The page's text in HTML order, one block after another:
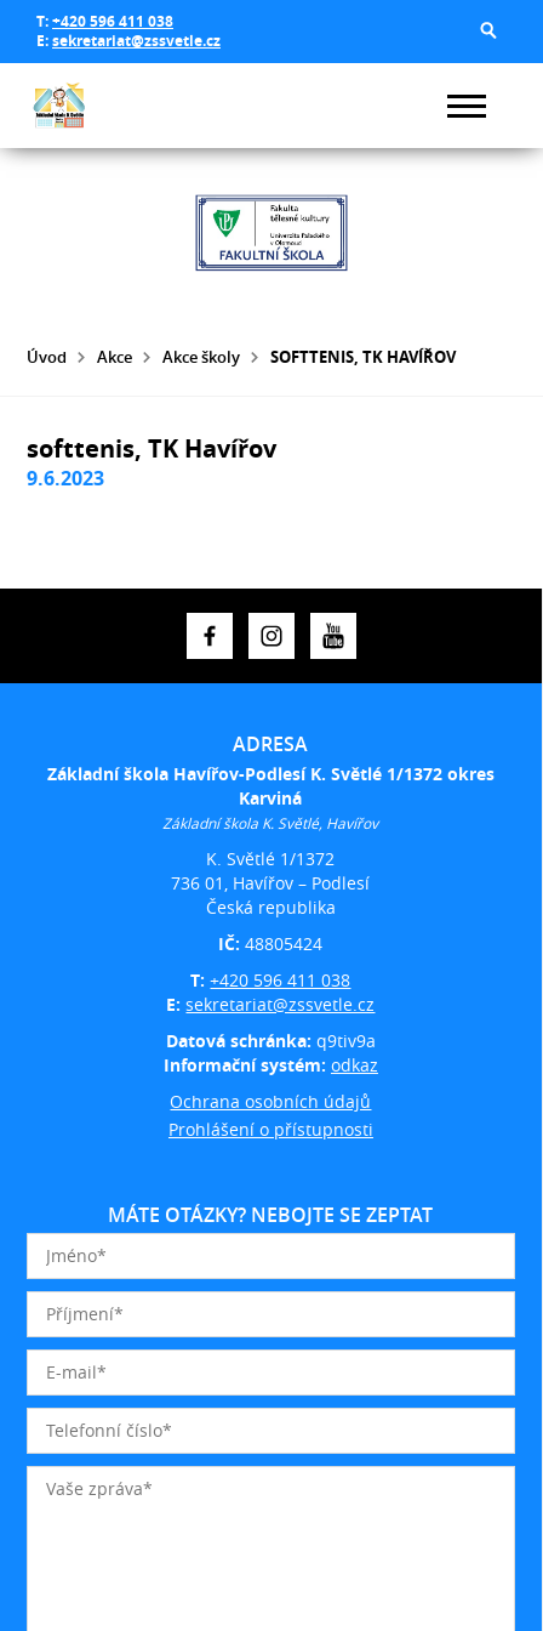
T:+420 596 411 038
E:sekretariat@zssvetle.cz
Úvod Akce Akce školy SOFTTENIS, TK HAVÍŘOV
softtenis, TK Havířov
9.6.2023
ADRESA
Základní škola Havířov-Podlesí K. Světlé 1/1372 okres
Karviná
Základní škola K. Světlé, Havířov
K. Světlé 1/1372
736 01, Havířov – Podlesí
Česká republika
IČ:48805424
T:+420 596 411 038
E:sekretariat@zssvetle.cz
Datová schránka: q9tiv9a
Informační systém: odkaz
Ochrana osobních údajů
Prohlášení o přístupnosti
MÁTE OTÁZKY? NEBOJTE SE ZEPTAT